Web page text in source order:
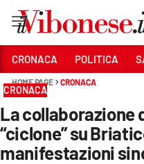
Sezioni
CRONACA
POLITICA
CRONACA POLITICA
HOME PAGE CRONACA
CRONACA
La collaborazione
“ciclone” su
manifestazioni